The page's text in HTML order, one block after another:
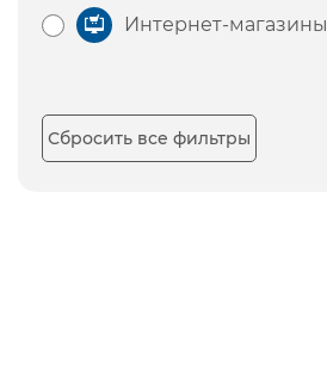
Интернет-магазины
Сбросить все фильтры